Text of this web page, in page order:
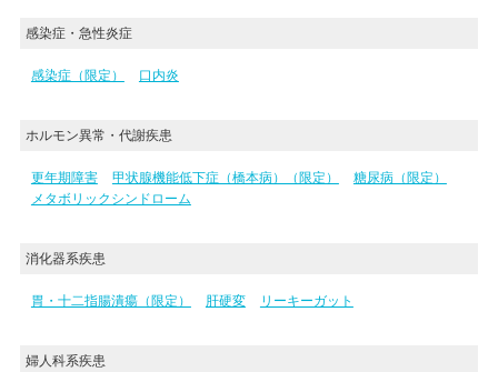
感染症・急性炎症
感染症（限定） 口内炎
ホルモン異常・代謝疾患
更年期障害 甲状腺機能低下症（橋本病）（限定）
糖尿病（限定）
メタボリックシンドローム
消化器系疾患
胃・十二指腸潰瘍（限定） 肝硬変 リーキーガット
婦人科系疾患